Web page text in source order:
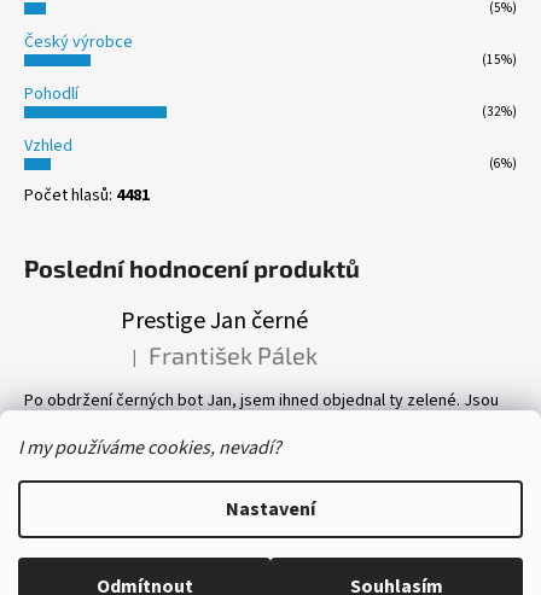
I my používáme cookies, nevadí?
Nastavení
Odmítnout Souhlasím
(5%)
Český výrobce
(15%)
Pohodlí
(32%)
Vzhled
(6%)
Počet hlasů: 4481
Poslední hodnocení produktů
Prestige Jan černé
Hodnocení produktu je 5 z 5 hvězdiček.
| František Pálek
Po obdržení černých bot Jan, jsem ihned objednal ty zelené. Jsou
příjemný. Vlastně mám v botníku 8 páru bot, všechny Prestige! Vřele
Copyright 2026boty-prestige.eu. Všechna práva vyhrazena.
Upravit nastavení cookies